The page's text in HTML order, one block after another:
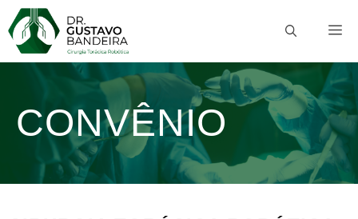
Pular
para
conteúdo
CONVÊNIO